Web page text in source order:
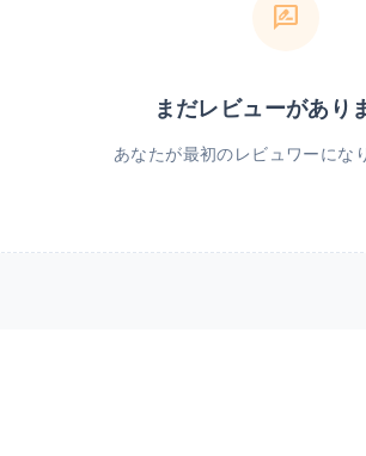
rate_review
まだレビューがあり
あなたが最初のレビュワーにな